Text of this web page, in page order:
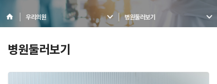
우리의원 병원둘러보기
병원둘러보기